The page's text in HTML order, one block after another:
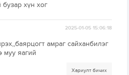
хүн хог
2025-01-05 15:06:18
амраг сайханбилэг
муу яагий
Хариулт бичих